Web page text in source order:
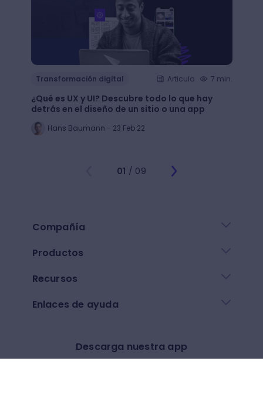
Transformación digital Articulo 7 min.
¿Qué es UX y UI? Descubre todo lo que hay
detrás en el diseño de un sitio o una app
Hans Baumann - 23 Feb 22
01 / 09
Compañía
Productos
Recursos
Enlaces de ayuda
Descarga nuestra app